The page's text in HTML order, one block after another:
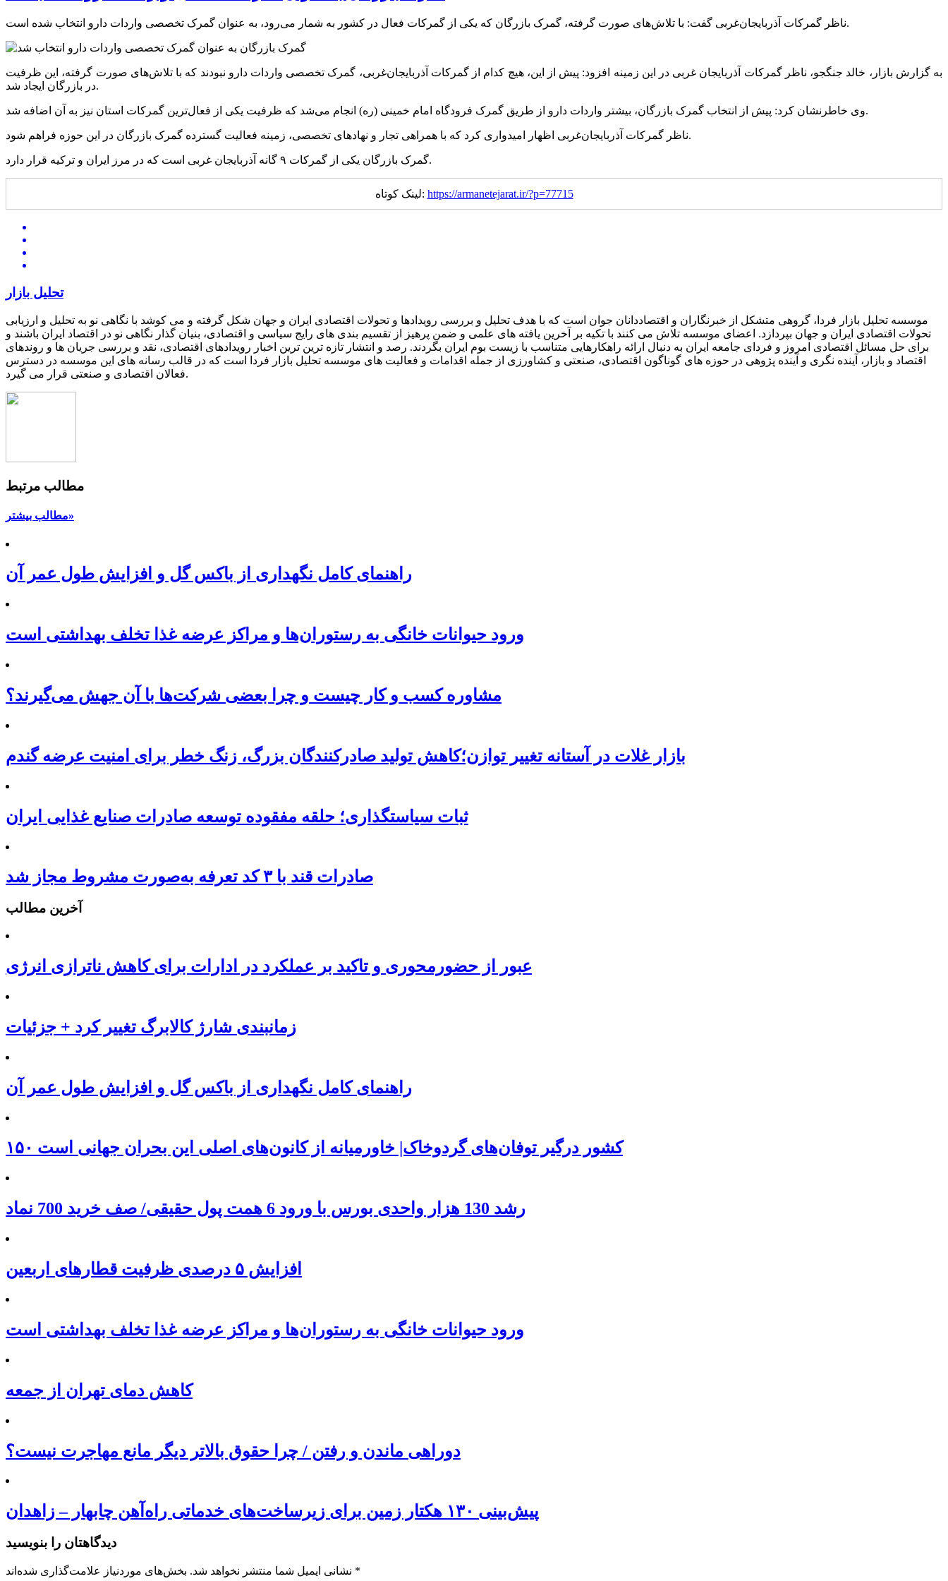
ناظر گمرکات آذربایجان‌غربی گفت: با تلاش‌های صورت گرفته، گمرک بازرگان که یکی از گمرکات فعال در کشور به شمار می‌رود، به عنوان گمرک تخصصی واردات دارو انتخاب شده است.
به گزارش بازار، خالد جنگجو، ناظر گمرکات آذربایجان غربی در این زمینه افزود: پیش از این، هیچ کدام از گمرکات آذربایجان‌غربی، گمرک تخصصی واردات دارو نبودند که با تلاش‌های صورت گرفته، این ظرفیت
در بازرگان ایجاد شد.
وی خاطرنشان کرد: پیش از انتخاب گمرک بازرگان، بیشتر واردات دارو از طریق گمرک فرودگاه امام خمینی (ره) انجام می‌شد که ظرفیت یکی از فعال‌ترین گمرکات استان نیز به آن اضافه شد.
ناظر گمرکات آذربایجان‌غربی اظهار امیدواری کرد که با همراهی تجار و نهادهای تخصصی، زمینه فعالیت گسترده گمرک بازرگان در این حوزه فراهم شود.
گمرک بازرگان یکی از گمرکات ۹ گانه آذربایجان غربی است که در مرز ایران و ترکیه قرار دارد.
لینک کوتاه: https://armanetejarat.ir/?p=77715
تحلیل بازار
موسسه تحلیل بازار فردا، گروهی متشکل از خبرنگاران و اقتصاددانان جوان است که با هدف تحلیل و بررسی رویدادها و تحولات اقتصادی ایران و جهان شکل گرفته و می کوشد با نگاهی نو به تحلیل و ارزیابی
تحولات اقتصادی ایران و جهان بپردازد. اعضای موسسه تلاش می کنند با تکیه بر آخرین یافته های علمی و ضمن پرهیز از تقسیم بندی های رایج سیاسی و اقتصادی، بنیان گذار نگاهی نو در اقتصاد ایران باشند و
برای حل مسائل اقتصادی امروز و فردای جامعه ایران به دنبال ارائه راهکارهایی متناسب با زیست بوم ایران بگردند. رصد و انتشار تازه ترین ترین اخبار رویدادهای اقتصادی، نقد و بررسی جریان ها و روندهای
اقتصاد و بازار، آینده نگری و آینده پژوهی در حوزه های گوناگون اقتصادی، صنعتی و کشاورزی از جمله اقدامات و فعالیت های موسسه تحلیل بازار فردا است که در قالب رسانه های این موسسه در دسترس
فعالان اقتصادی و صنعتی قرار می گیرد.
مطالب مرتبط
مطالب بیشتر»
راهنمای کامل نگهداری از باکس گل و افزایش طول عمر آن
ورود حیوانات خانگی به رستوران‌ها و مراکز عرضه غذا تخلف بهداشتی است
مشاوره کسب و کار چیست و چرا بعضی شرکت‌ها با آن جهش می‌گیرند؟
بازار غلات در آستانه تغییر توازن؛کاهش تولید صادرکنندگان بزرگ، زنگ خطر برای امنیت عرضه گندم
ثبات سیاستگذاری؛ حلقه مفقوده توسعه صادرات صنایع غذایی ایران
صادرات قند با ۳ کد تعرفه به‌صورت مشروط مجاز شد
آخرین مطالب
عبور از حضورمحوری و تاکید بر عملکرد در ادارات برای کاهش ناترازی انرژی
زمانبندی شارژ کالابرگ تغییر کرد + جزئیات
راهنمای کامل نگهداری از باکس گل و افزایش طول عمر آن
۱۵۰ کشور درگیر توفان‌های گردوخاک| خاورمیانه از کانون‌های اصلی این بحران جهانی است
رشد 130 هزار واحدی بورس با ورود 6 همت پول حقیقی/ صف خرید 700 نماد
افزایش ۵ درصدی ظرفیت قطارهای اربعین
ورود حیوانات خانگی به رستوران‌ها و مراکز عرضه غذا تخلف بهداشتی است
کاهش دمای تهران از جمعه
دوراهی ماندن و رفتن / چرا حقوق بالاتر دیگر مانع مهاجرت نیست؟
پیش‌بینی ۱۳۰ هکتار زمین برای زیرساخت‌های خدماتی راه‌آهن چابهار – زاهدان
دیدگاهتان را بنویسید
نشانی ایمیل شما منتشر نخواهد شد. *